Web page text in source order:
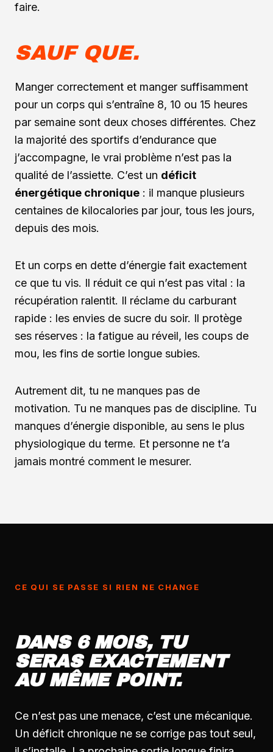
faire.
SAUF QUE.
Manger correctement et manger suffisamment
pour un corps qui s’entraîne 8, 10 ou 15 heures
par semaine sont deux choses différentes. Chez
la majorité des sportifs d’endurance que
j’accompagne, le vrai problème n’est pas la
qualité de l’assiette. C’est un déficit
énergétique chronique : il manque plusieurs
centaines de kilocalories par jour, tous les jours,
depuis des mois.
Et un corps en dette d’énergie fait exactement
ce que tu vis. Il réduit ce qui n’est pas vital : la
récupération ralentit. Il réclame du carburant
rapide : les envies de sucre du soir. Il protège
ses réserves : la fatigue au réveil, les coups de
mou, les fins de sortie longue subies.
Autrement dit, tu ne manques pas de
motivation. Tu ne manques pas de discipline. Tu
manques d’énergie disponible, au sens le plus
physiologique du terme. Et personne ne t’a
jamais montré comment le mesurer.
CE QUI SE PASSE SI RIEN NE CHANGE
DANS 6 MOIS, TU
SERAS EXACTEMENT
AU MÊME POINT.
Ce n’est pas une menace, c’est une mécanique.
Un déficit chronique ne se corrige pas tout seul,